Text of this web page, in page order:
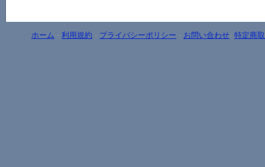
ホーム - 利用規約 - プライバシーポリシー - お問い合わせ- 特定商